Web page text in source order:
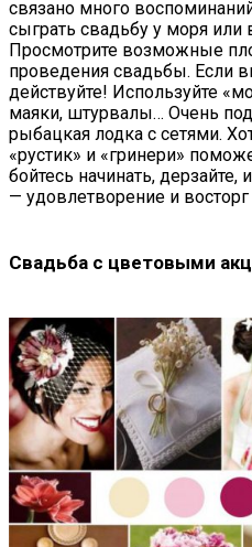
связано много
сыграть свадьбу у моря или
Просмотрите возможные
проведения свадьбы. Если
действуйте! Используйте
маяки, штурвалы… Очень
рыбацкая лодка с сетями.
«рустик» и «гринери»
бойтесь начинать,
— удовлетворение и
Свадьба с цветовыми